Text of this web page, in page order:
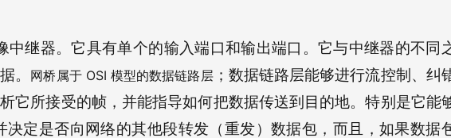
中继器。它具有单个的输入端口和输出端口。它与中继器的不同
。
网桥属于 OSI 模型的数据链路层；数据链路层能够进行流控制、纠
它所接受的帧，并能指导如何把数据传送到目的地。特别是它能
决定是否向网络的其他段转发（重发）数据包，而且，如果数据